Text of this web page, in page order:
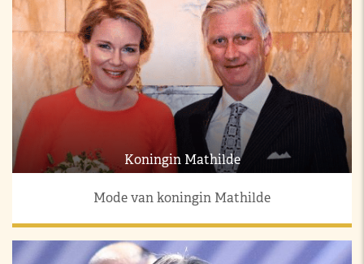
Koningin Mathilde
Mode van koningin Mathilde